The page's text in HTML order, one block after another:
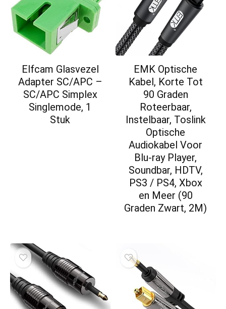
Elfcam Glasvezel
Adapter SC/APC –
SC/APC Simplex
Singlemode, 1
Stuk
EMK Optische
Kabel, Korte Tot
90 Graden
Roteerbaar,
Instelbaar, Toslink
Optische
Audiokabel Voor
Blu-ray Player,
Soundbar, HDTV,
PS3 / PS4, Xbox
en Meer (90
Graden Zwart, 2M)